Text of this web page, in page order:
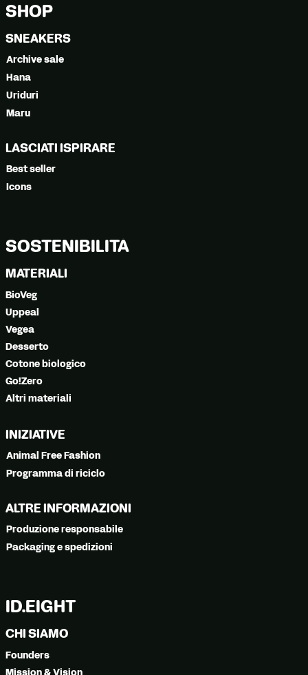
SHOP
SNEAKERS
Archive sale
Hana
Uriduri
Maru
LASCIATI ISPIRARE
Best seller
Icons
SOSTENIBILITÀ
MATERIALI
BioVeg
Uppeal
Vegea
Desserto
Cotone biologico
Go!Zero
Altri materiali
INIZIATIVE
Animal Free Fashion
Programma di riciclo
ALTRE INFORMAZIONI
Produzione responsabile
Packaging e spedizioni
ID.EIGHT
CHI SIAMO
Founders